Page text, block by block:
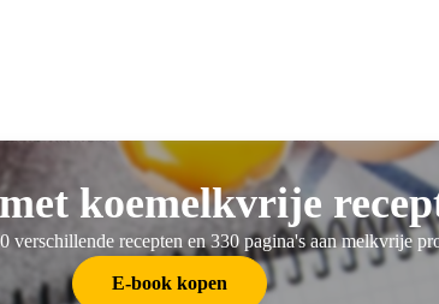
koemelkvrije
verschillende recepten en 330 pagina's aan melkvrije
E-book kopen